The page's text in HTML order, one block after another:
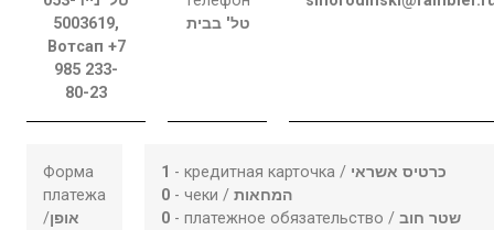
5003619,
Вотсап +7
985 233-
80-23
טל' בבית
Форма
платежа
/אופן
1 - кредитная карточка / כרטיס אשראי
0 - чеки /המחאות
0 - платежное обязательство /שטר חוב